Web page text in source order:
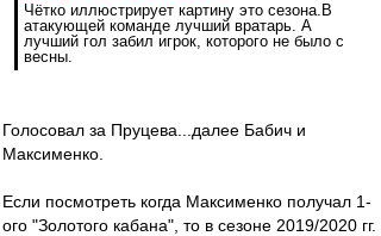
Чётко иллюстрирует картину это сезона.В
атакующей команде лучший вратарь. А
лучший гол забил игрок, которого не было с
весны.
Голосовал за Пруцева...далее Бабич и
Максименко.
Если посмотреть когда Максименко получал 1-
ого "Золотого кабана", то в сезоне 2019/2020 гг.